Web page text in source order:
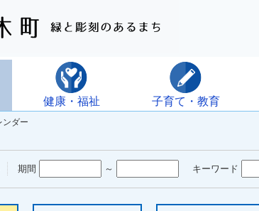
健康・福祉 子育て・教育
ンダー
期間 ～ キーワード